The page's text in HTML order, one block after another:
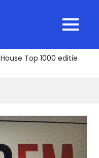
MENU
House Top 1000 editie